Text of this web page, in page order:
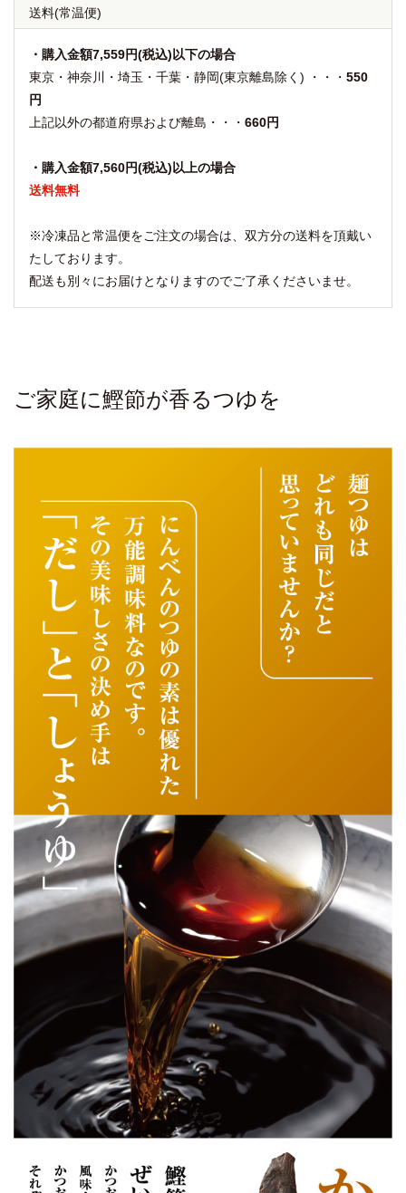
送料(常温便)
・購入金額7,559円(税込)以下の場合
東京・神奈川・埼玉・千葉・静岡(東京離島除く) ・・・ 550
円
上記以外の都道府県および離島・・・ 660円
・購入金額7,560円(税込)以上の場合
送料無料
※冷凍品と常温便をご注文の場合は、双方分の送料を頂戴い
たしております。
配送も別々にお届けとなりますのでご了承くださいませ。
ご家庭に鰹節が香るつゆを